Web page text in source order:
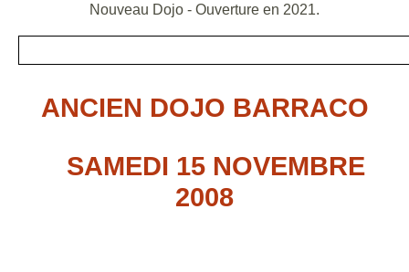
Nouveau Dojo - Ouverture en 2021.
ANCIEN DOJO BARRACO
SAMEDI 15 NOVEMBRE
2008